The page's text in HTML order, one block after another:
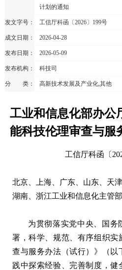
计划的通知
发文字号： 工信厅科函〔2026〕199号
成文日期： 2026-04-28
发布日期： 2026-05-09
发布机构： 科技司
分 类： 高新技术发展及产业化,其他
工业和信息化部办公
能科技伦理审查与服
工信厅科函〔
北京、上海、广东、山东、天
湖南、浙江工业和信息化主管部
为贯彻落实党中央、国务
署，科学、规范、有序组织实
查与服务办法（试行）》（以
践中探索经验、完善制度，健